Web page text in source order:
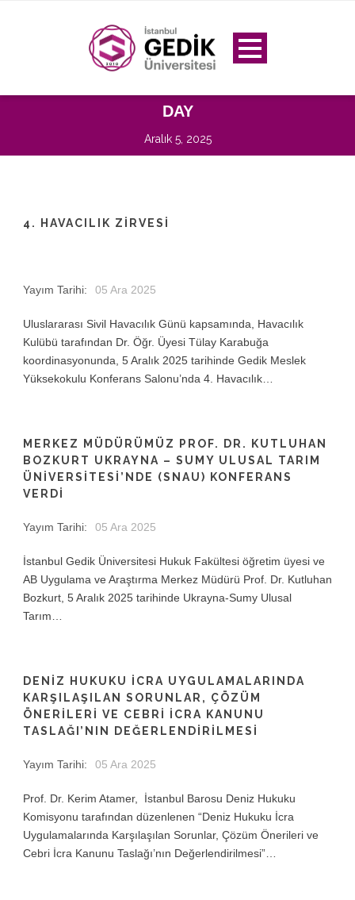
DAY
Aralık 5, 2025
4. HAVACILIK ZIRVESI
Yayım Tarihi: 05 Ara 2025
Uluslararası Sivil Havacılık Günü kapsamında, Havacılık
Kulübü tarafından Dr. Öğr. Üyesi Tülay Karabuğa
koordinasyonunda, 5 Aralık 2025 tarihinde Gedik Meslek
Yüksekokulu Konferans Salonu’nda 4. Havacılık…
MERKEZ MÜDÜRÜMÜZ PROF. DR. KUTLUHAN
BOZKURT UKRAYNA – SUMY ULUSAL TARIM
ÜNIVERSITESI’NDE (SNAU) KONFERANS
VERDI
Yayım Tarihi: 05 Ara 2025
İstanbul Gedik Üniversitesi Hukuk Fakültesi öğretim üyesi ve
AB Uygulama ve Araştırma Merkez Müdürü Prof. Dr. Kutluhan
Bozkurt, 5 Aralık 2025 tarihinde Ukrayna-Sumy Ulusal
Tarım…
DENIZ HUKUKU İCRA UYGULAMALARINDA
KARŞILAŞILAN SORUNLAR, ÇÖZÜM
ÖNERILERI VE CEBRI İCRA KANUNU
TASLAĞI’NIN DEĞERLENDIRILMESI
Yayım Tarihi: 05 Ara 2025
Prof. Dr. Kerim Atamer, İstanbul Barosu Deniz Hukuku
Komisyonu tarafından düzenlenen “Deniz Hukuku İcra
Uygulamalarında Karşılaşılan Sorunlar, Çözüm Önerileri ve
Cebri İcra Kanunu Taslağı’nın Değerlendirilmesi”…